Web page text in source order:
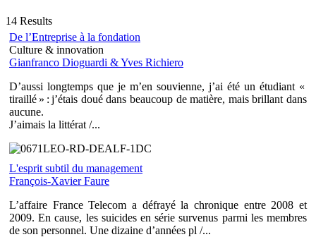
14 Results
De l’Entreprise à la fondation
Culture & innovation
Gianfranco Dioguardi & Yves Richiero
D’aussi longtemps que je m’en souvienne, j’ai été un étudiant «
tiraillé » : j’étais doué dans beaucoup de matière, mais brillant dans
aucune.
J’aimais la littérat /...
L'esprit subtil du management
François-Xavier Faure
L’affaire France Telecom a défrayé la chronique entre 2008 et
2009. En cause, les suicides en série survenus parmi les membres
de son personnel. Une dizaine d’années pl /...